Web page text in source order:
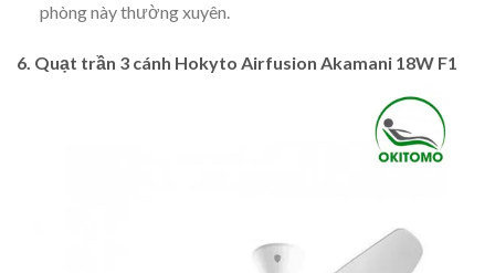
phòng này thường xuyên.
6. Quạt trần 3 cánh Hokyto Airfusion Akamani 18W F1